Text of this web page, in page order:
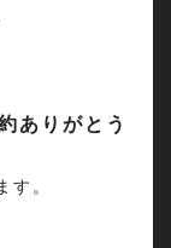
ありがとう
す。